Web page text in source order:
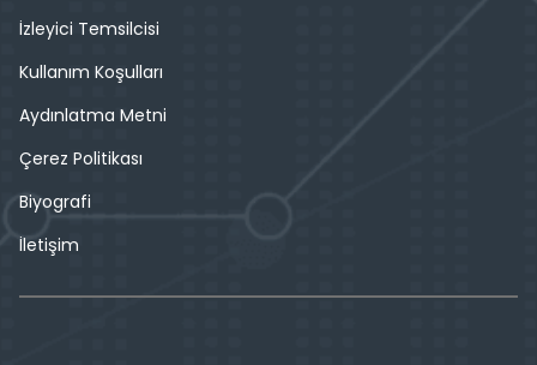
İzleyici Temsilcisi
Kullanım Koşulları
Aydınlatma Metni
Çerez Politikası
Biyografi
İletişim